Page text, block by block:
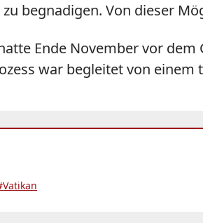
begnadigen. Von dieser
Ende November vor
war begleitet von